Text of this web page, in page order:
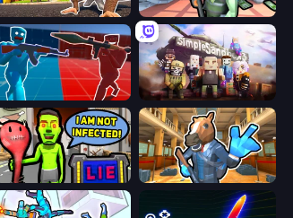
I Am Quadrober! Bank Robbery
Battle of the Soldiers: Red vs Blue Simple Sandbox 3
I Am Not Infected! Bank Robbery 2